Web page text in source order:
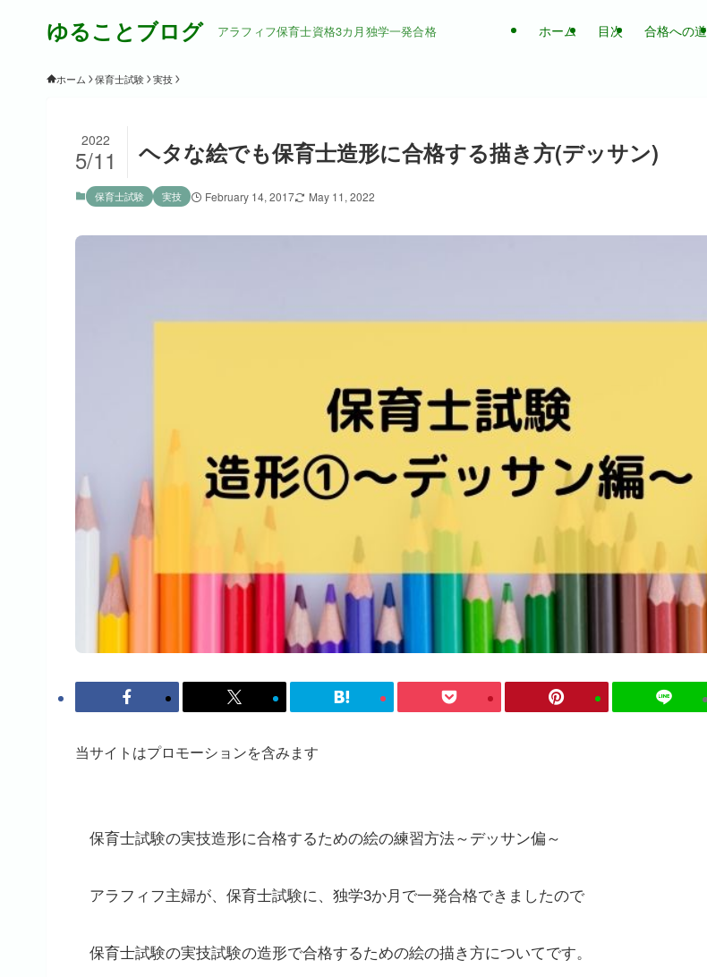
ゆることブログ アラフィフ保育士資格3カ月独学一発合格 ホーム 目次 合格への道
ホーム 保育士試験 実技
ヘタな絵でも保育士造形に合格する描き方(デッサン)
2022
5/11
保育士試験 実技 February 14, 2017 May 11, 2022
当サイトはプロモーションを含みます
保育士試験の実技造形に合格するための絵の練習方法～デッサン偏～
アラフィフ主婦が、保育士試験に、独学3か月で一発合格できましたので
保育士試験の実技試験の造形で合格するための絵の描き方についてです。